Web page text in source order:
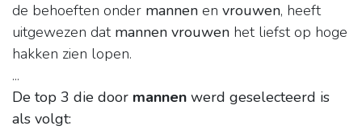
de behoeften onder mannen en vrouwen, heeft
uitgewezen dat mannen vrouwen het liefst op hoge
hakken zien lopen.
...
De top 3 die door mannen werd geselecteerd is
als volgt: